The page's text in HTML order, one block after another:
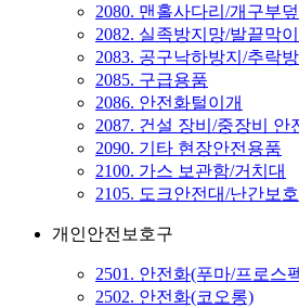
2080. 맨홀사다리/개구부
2082. 실족방지망/발끝막
2083. 공구낙하방지/추락방
2085. 구급용품
2086. 안전화털이개
2087. 건설 장비/중장비 안
2090. 기타 현장안전용품
2100. 가스 보관함/거치대
2105. 도크안전대/난간보
개인안전보호구
2501. 안전화(푸마/프로스
2502. 안전화(코오롱)